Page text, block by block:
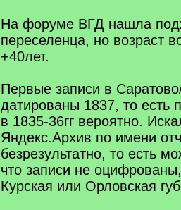
На форуме ВГД нашла
переселенца, но возраст
+40лет.
Первые записи в
датированы 1837, то есть
в 1835-36гг вероятно.
Яндекс.Архив по имени
безрезультатно, то есть
что записи не
Курская или Орловская